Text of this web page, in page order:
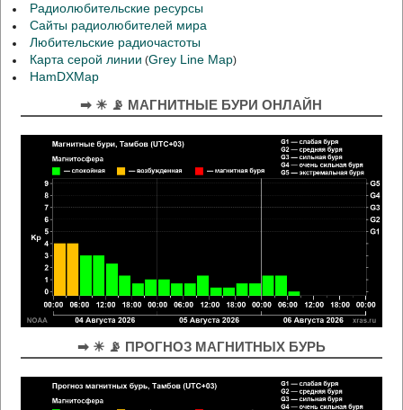
Радиолюбительские ресурсы
Сайты радиолюбителей мира
Любительские радиочастоты
Карта серой линии (Grey Line Map)
HamDXMap
➡ ☀ 📡 МАГНИТНЫЕ БУРИ ОНЛАЙН
➡ ☀ 📡 ПРОГНОЗ МАГНИТНЫХ БУРЬ